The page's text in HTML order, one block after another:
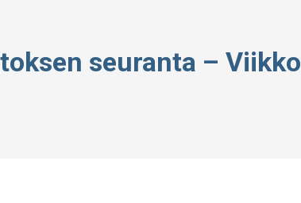
seuranta – Viikko